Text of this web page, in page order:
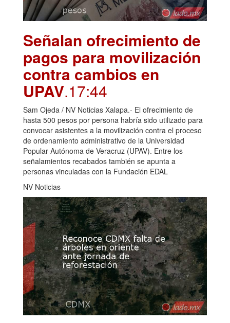
Señalan ofrecimiento de
pagos para movilización
contra cambios en
UPAV.17:44
Sam Ojeda / NV Noticias Xalapa.- El ofrecimiento de
hasta 500 pesos por persona habría sido utilizado para
convocar asistentes a la movilización contra el proceso
de ordenamiento administrativo de la Universidad
Popular Autónoma de Veracruz (UPAV). Entre los
señalamientos recabados también se apunta a
personas vinculadas con la Fundación EDAL
NV Noticias